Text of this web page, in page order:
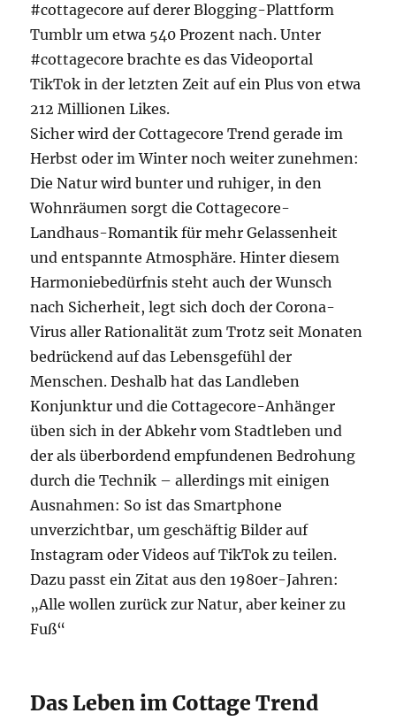
#cottagecore auf derer Blogging-Plattform
Tumblr um etwa 540 Prozent nach. Unter
#cottagecore brachte es das Videoportal
TikTok in der letzten Zeit auf ein Plus von etwa
212 Millionen Likes.
Sicher wird der Cottagecore Trend gerade im
Herbst oder im Winter noch weiter zunehmen:
Die Natur wird bunter und ruhiger, in den
Wohnräumen sorgt die Cottagecore-
Landhaus-Romantik für mehr Gelassenheit
und entspannte Atmosphäre. Hinter diesem
Harmoniebedürfnis steht auch der Wunsch
nach Sicherheit, legt sich doch der Corona-
Virus aller Rationalität zum Trotz seit Monaten
bedrückend auf das Lebensgefühl der
Menschen. Deshalb hat das Landleben
Konjunktur und die Cottagecore-Anhänger
üben sich in der Abkehr vom Stadtleben und
der als überbordend empfundenen Bedrohung
durch die Technik – allerdings mit einigen
Ausnahmen: So ist das Smartphone
unverzichtbar, um geschäftig Bilder auf
Instagram oder Videos auf TikTok zu teilen.
Dazu passt ein Zitat aus den 1980er-Jahren:
„Alle wollen zurück zur Natur, aber keiner zu
Fuß“
Das Leben im Cottage Trend